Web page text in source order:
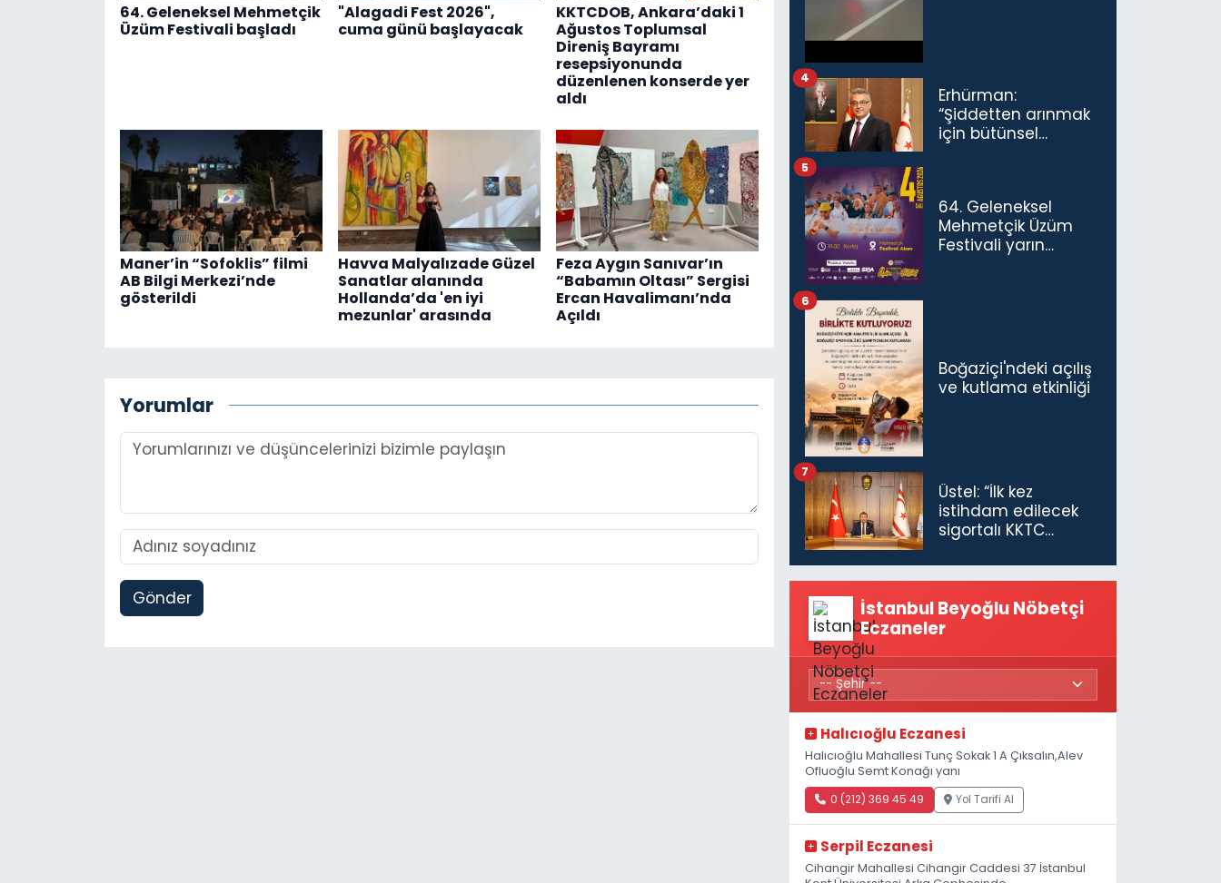
64. Geleneksel Mehmetçik
Üzüm Festivali başladı
"Alagadi Fest 2026",
cuma günü başlayacak
KKTCDOB, Ankara’daki 1
Ağustos Toplumsal
Direniş Bayramı
resepsiyonunda
düzenlenen konserde yer
aldı
Maner’in “Sofoklis” filmi
AB Bilgi Merkezi’nde
gösterildi
Havva Malyalızade Güzel
Sanatlar alanında
Hollanda’da 'en iyi
mezunlar' arasında
Feza Aygın Sanıvar’ın
“Babamın Oltası” Sergisi
Ercan Havalimanı’nda
Açıldı
Yorumlar
Gönder
Erhürman:
“Şiddetten arınmak
için bütünsel
4
64. Geleneksel
Mehmetçik Üzüm
Festivali yarın
5
Boğaziçi'ndeki açılış
ve kutlama etkinliği
6
Üstel: “İlk kez
istihdam edilecek
sigortalı KKTC
maaş desteğini 35
bin TL'ye çıkardık”
7
İstanbul Beyoğlu Nöbetçi
Eczaneler
Halıcıoğlu Eczanesi
Halıcıoğlu Mahallesi Tunç Sokak 1 A Çıksalın,Alev
Ofluoğlu Semt Konağı yanı
0 (212) 369 45 49 Yol Tarifi Al
Serpil Eczanesi
Cihangir Mahallesi Cihangir Caddesi 37 İstanbul